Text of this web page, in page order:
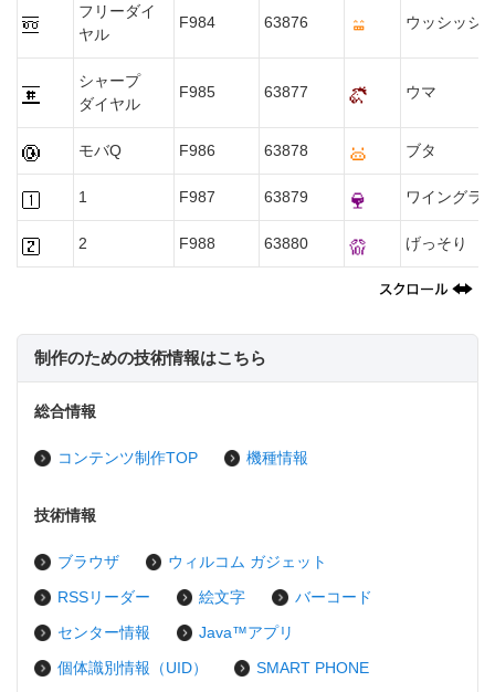
フリーダイ
ヤル
F984 63876 ウッシッシ
シャープ
ダイヤル
F985 63877 ウマ
モバQ F986 63878 ブタ
1 F987 63879 ワイングラ
2 F988 63880 げっそり
制作のための技術情報はこちら
総合情報
コンテンツ制作TOP 機種情報
技術情報
ブラウザ
ウィルコム ガジェット
RSSリーダー
絵文字
バーコード
センター情報
Java™アプリ
個体識別情報（UID）
SMART PHONE